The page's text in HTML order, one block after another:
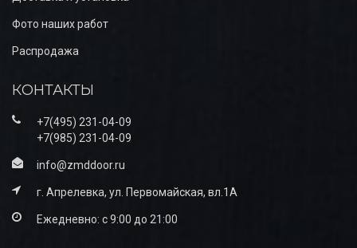
Фото наших работ
Распродажа
КОНТАКТЫ
+7(495) 231-04-09
+7(985) 231-04-09
info@zmddoor.ru
г. Апрелевка, ул. Первомайская, вл.1А
Ежедневно: с 9:00 до 21:00